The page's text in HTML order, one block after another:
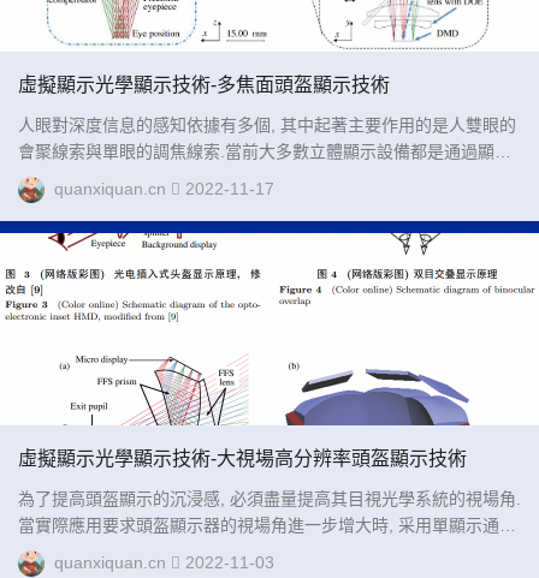
虛擬顯示光學顯示技術-多焦面頭盔顯示技術
人眼對深度信息的感知依據有多個, 其中起著主要作用的是人雙眼的
會聚線索與單眼的調焦線索.當前大多數立體顯示設備都是通過顯示
具有一定視差的圖像引導用戶雙眼形成特定會聚角而形成立體感. 然
而, 用戶的眼睛卻聚焦到所顯示的圖像的位置, 這個位置往往和雙眼
會聚的位置不一致. 有資料顯示, 會聚與聚焦的不一致是用戶觀看立
體圖像時視覺不適和視疲勞的主要原因之一. 為了讓用戶獲得舒適的
虛擬現實體驗, 需要具有調節人眼聚焦距離 (即顯示的圖像的深度) 的
頭盔顯示設備....
quanxiquan.cn 2022-11-17
虛擬顯示光學顯示技術-大視場高分辨率頭盔顯示技術
為了提高頭盔顯示的沉浸感, 必須盡量提高其目視光學系統的視場角.
當實際應用要求頭盔顯示器的視場角進一步增大時, 采用單顯示通道
的傳統設計方案會出現分辨率下降的問題, 影響到顯示的沉浸感效果.
quanxiquan.cn 2022-11-03